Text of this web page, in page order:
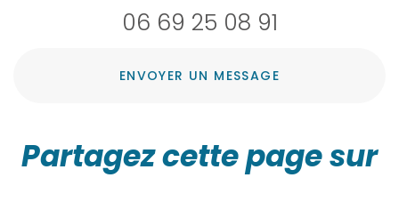
Charpieu
06 69 25 08 91
ENVOYER UN MESSAGE
Partagez cette page sur